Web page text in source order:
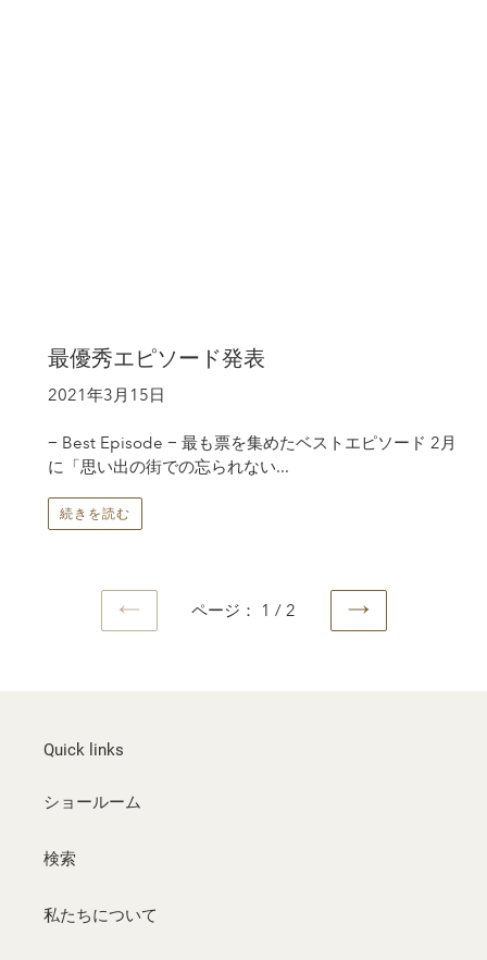
最優秀エピソード発表
2021年3月15日
− Best Episode − 最も票を集めたベストエピソード 2月
に「思い出の街での忘られない...
続きを読む
前
ページ： 1 / 2
次
Quick links
ショールーム
検索
私たちについて